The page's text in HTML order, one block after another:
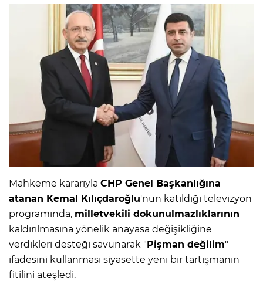
Mahkeme kararıyla CHP Genel Başkanlığına
atanan Kemal Kılıçdaroğlu'nun katıldığı televizyon
programında, milletvekili dokunulmazlıklarının
kaldırılmasına yönelik anayasa değişikliğine
verdikleri desteği savunarak "Pişman değilim"
ifadesini kullanması siyasette yeni bir tartışmanın
fitilini ateşledi.